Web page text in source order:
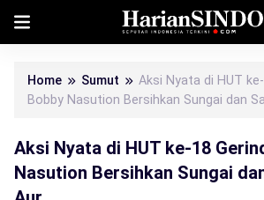
Home Sumut
Aksi Nyata di HUT
Bobby Nasution Bersihkan Sungai dan
Aksi Nyata di HUT ke-18
Nasution Bersihkan Sungai